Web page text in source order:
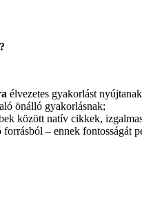
élvezetes gyakorlást
önálló gyakorlásnak;
között natív cikkek,
– ennek